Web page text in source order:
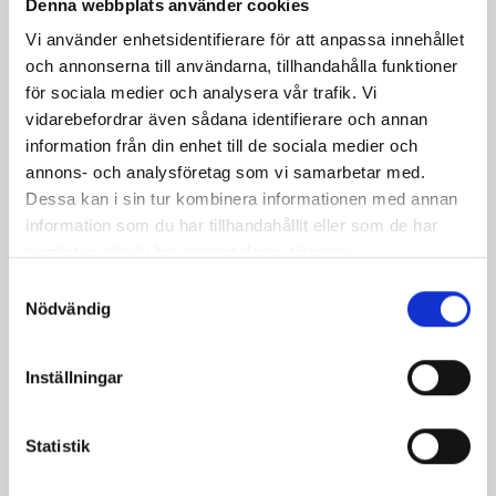
Denna webbplats använder cookies
Vi använder enhetsidentifierare för att anpassa innehållet
och annonserna till användarna, tillhandahålla funktioner
för sociala medier och analysera vår trafik. Vi
vidarebefordrar även sådana identifierare och annan
information från din enhet till de sociala medier och
annons- och analysföretag som vi samarbetar med.
Dessa kan i sin tur kombinera informationen med annan
information som du har tillhandahållit eller som de har
Nödvändig
Inställningar
Statistik
Edward Benskenor
Pris
689,00 kr